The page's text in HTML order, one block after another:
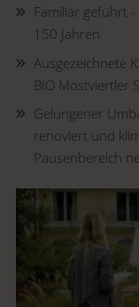
Familiär geführt
150 Jahren
Ausgezeichnete
BIO Mostviertler
Gelungener
renoviert und
Pausenbereich